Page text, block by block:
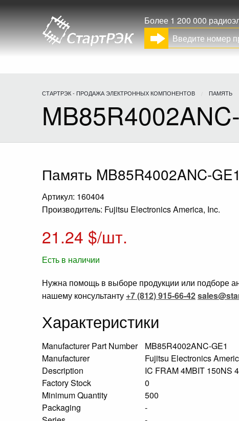
Более 1 200 000
СТАРТРЭК - ПРОДАЖА ЭЛЕКТРОННЫХ КОМПОНЕНТОВ ПАМЯТЬ
Память MB85R4002ANC-GE1
Артикул: 160404
Производитель: Fujitsu Electronics America, Inc.
21.24 $/шт.
Есть в наличии
Нужна помощь в выборе продукции или подборе
нашему консультанту +7 (812) 915-66-42
Характеристики
Manufacturer Part Number
MB85R4002ANC-GE1
Manufacturer
Fujitsu Electronics
Description
IC FRAM 4MBIT 150NS
Factory Stock
0
Minimum Quantity
500
Packaging
-